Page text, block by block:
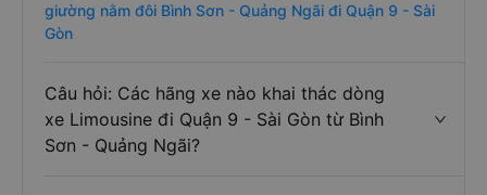
giường nằm đôi Bình Sơn - Quảng Ngãi đi Quận 9 - Sài
Gòn
Câu hỏi: Các hãng xe nào khai thác dòng
xe Limousine đi Quận 9 - Sài Gòn từ Bình
Sơn - Quảng Ngãi?